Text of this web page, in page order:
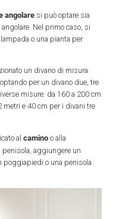
angolaresi può optare sia
Nel primo caso, si
o una pianta per
un divano di misura
per un divano due, tre
misure: da 160 a 200 cm
metri e 40 cm per i divani tre
al caminoo alla
aggiungere un
poggiapiedi o una penisola